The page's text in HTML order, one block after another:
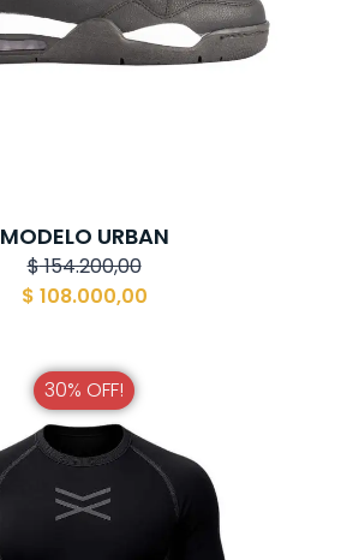
MODELO URBAN
$154.200,00
$ 108.000,00
30% OFF!